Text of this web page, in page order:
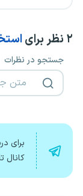
۲ نظر برای
جستجو در نظرات
برای
کانال